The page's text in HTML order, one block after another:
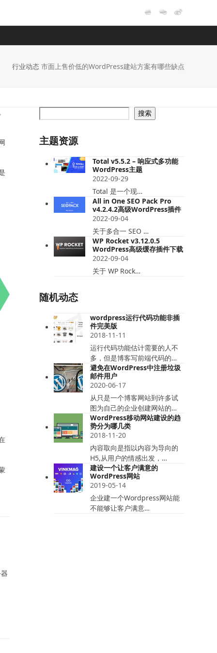
行业动态 市面上售价低的WordPress建站方案有哪些缺点
搜索
主题资源
Total v5.5.2 – 响应式多功能
WordPress主题
2022-09-29
Total 是一个现…
All in One SEO Pack Pro
v4.2.4.2高级WordPress插件
2022-09-04
关于多合一 SEO …
WP Rocket v3.12.0.5
WordPress高级缓存插件下载
2022-09-04
关于 WP Rock…
随机动态
wordpress运行代码功能非插
件完美版
2018-11-11
运行代码功能估计需要的人不
多，但是博客写前端代码的…
避免在WordPress中注册垃圾
邮件用户
2020-06-17
从只是一个博客网站到许多试
图为自己的企业创建网站的…
WordPress移动网站建设的趋
势分为哪几类
2018-11-20
内容取向是指以内容为导向的
H5,从用户的情感出发，…
建设一个让客户满意的
WordPress网站
2019-05-14
企业建一个Wordpress网站能
不能够让客户满意…